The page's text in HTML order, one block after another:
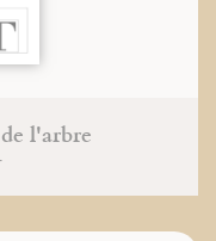
l'arbre